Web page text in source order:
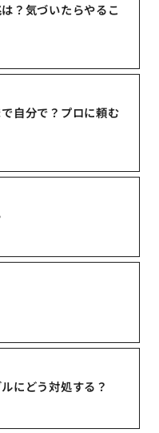
？気づいたらやるこ
自分で？プロに頼む
にどう対処する？